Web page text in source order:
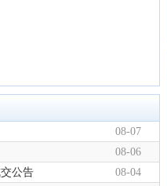
08-07
08-06
公告
08-04